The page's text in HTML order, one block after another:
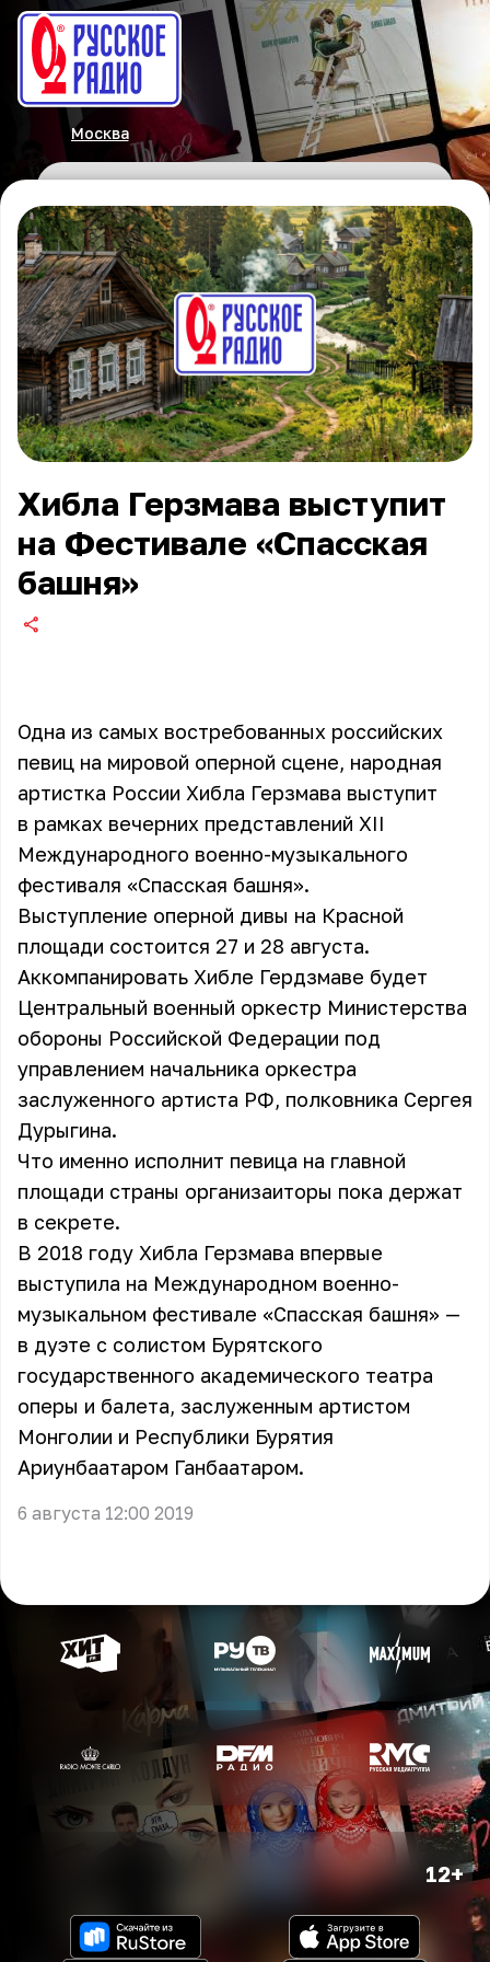
Москва
Хибла Герзмава выступит
на Фестивале «Спасская
башня»
Одна из самых востребованных российских
певиц на мировой оперной сцене, народная
артистка России Хибла Герзмава выступит
в рамках вечерних представлений XII
Международного военно-музыкального
фестиваля «Спасская башня».
Выступление оперной дивы на Красной
площади состоится 27 и 28 августа.
Аккомпанировать Хибле Гердзмаве будет
Центральный военный оркестр Министерства
обороны Российской Федерации под
управлением начальника оркестра
заслуженного артиста РФ, полковника Сергея
Дурыгина.
Что именно исполнит певица на главной
площади страны организаиторы пока держат
в секрете.
В 2018 году Хибла Герзмава впервые
выступила на Международном военно-
музыкальном фестивале «Спасская башня» —
в дуэте с солистом Бурятского
государственного академического театра
оперы и балета, заслуженным артистом
Монголии и Республики Бурятия
Ариунбаатаром Ганбаатаром.
6 августа 12:00 2019
12+